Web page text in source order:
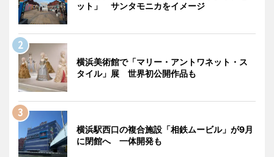
ット」 サンタモニカをイメージ
横浜美術館で「マリー・アントワネット・ス
タイル」展 世界初公開作品も
横浜駅西口の複合施設「相鉄ムービル」が9月
に閉館へ 一体開発も